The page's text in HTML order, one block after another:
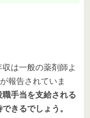
は一般の薬剤師よ
報告されていま
手当を支給される
きるでしょう。